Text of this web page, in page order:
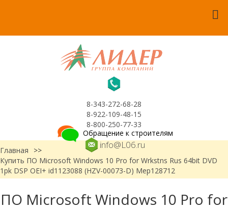
8-343-272-68-28
8-922-109-48-15
8-800-250-77-33
info@L06.ru
Обращение к строителям
Главная
>>
Купить ПО Microsoft Windows 10 Pro for Wrkstns Rus 64bit DVD
1pk DSP OEI+ id1123088 (HZV-00073-D) Мер128712
ПО Microsoft Windows 10 Pro for